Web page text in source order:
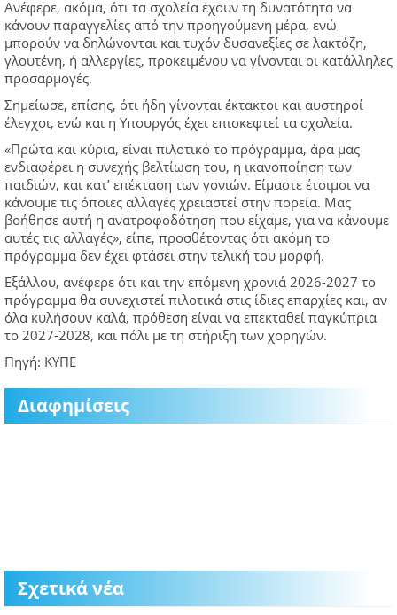
Ανέφερε, ακόμα, ότι τα σχολεία έχουν τη δυνατότητα να
κάνουν παραγγελίες από την προηγούμενη μέρα, ενώ
μπορούν να δηλώνονται και τυχόν δυσανεξίες σε λακτόζη,
γλουτένη, ή αλλεργίες, προκειμένου να γίνονται οι κατάλληλες
προσαρμογές.
Σημείωσε, επίσης, ότι ήδη γίνονται έκτακτοι και αυστηροί
έλεγχοι, ενώ και η Υπουργός έχει επισκεφτεί τα σχολεία.
«Πρώτα και κύρια, είναι πιλοτικό το πρόγραμμα, άρα μας
ενδιαφέρει η συνεχής βελτίωση του, η ικανοποίηση των
παιδιών, και κατ’ επέκταση των γονιών. Είμαστε έτοιμοι να
κάνουμε τις όποιες αλλαγές χρειαστεί στην πορεία. Μας
βοήθησε αυτή η ανατροφοδότηση που είχαμε, για να κάνουμε
αυτές τις αλλαγές», είπε, προσθέτοντας ότι ακόμη το
πρόγραμμα δεν έχει φτάσει στην τελική του μορφή.
Εξάλλου, ανέφερε ότι και την επόμενη χρονιά 2026-2027 το
πρόγραμμα θα συνεχιστεί πιλοτικά στις ίδιες επαρχίες και, αν
όλα κυλήσουν καλά, πρόθεση είναι να επεκταθεί παγκύπρια
το 2027-2028, και πάλι με τη στήριξη των χορηγών.
Πηγή: ΚYΠΕ
Διαφημίσεις
Σχετικά νέα